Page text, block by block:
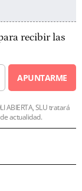
recibir las
APUNTARME
ABIERTA, SLU tratará
actualidad.